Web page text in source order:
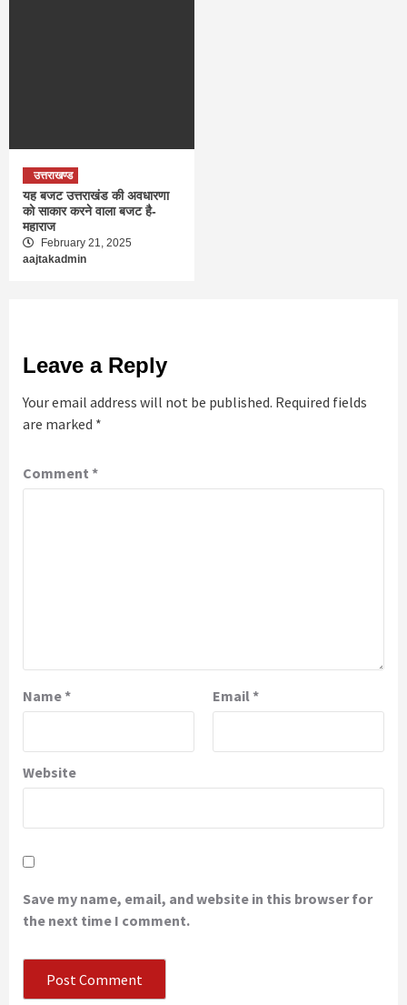
उत्तराखण्ड
यह बजट उत्तराखंड की अवधारणा
को साकार करने वाला बजट है-
महाराज
February 21, 2025
aajtakadmin
Leave a Reply
Your email address will not be published. Required fields
are marked *
Comment *
Name* Email*
Website
Save my name, email, and website in this browser for
the next time I comment.